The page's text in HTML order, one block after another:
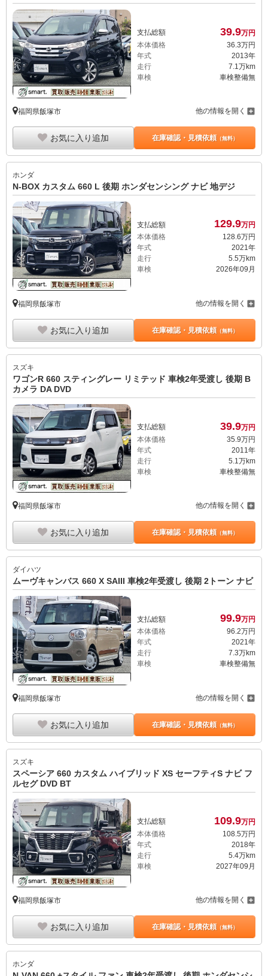
支払総額 39.9万円
本体価格
36. 3万円
年式
2013年
走行
7.1万km
車検
車検整備無
福岡県飯塚市 他の情報を開く
お気に入り追加 在庫確認・見積依頼（無料）
ホンダ
N-BOX カスタム 660 L 後期 ホンダセンシング ナビ 地デジ
支払総額 129.9万円
本体価格
128.6万円
年式
2021年
走行
5.5万km
車検
2026年09月
福岡県飯塚市 他の情報を開く
お気に入り追加 在庫確認・見積依頼（無料）
スズキ
ワゴンR 660 スティングレー リミテッド 車検2年受渡し 後期 B
カメラ DA DVD
支払総額 39.9万円
本体価格
35. 9万円
年式
2011年
走行
5.1万km
車検
車検整備無
福岡県飯塚市 他の情報を開く
お気に入り追加 在庫確認・見積依頼（無料）
ダイハツ
ムーヴキャンバス 660 X SAIII 車検2年受渡し 後期 2トーン ナビ
支払総額 99.9万円
本体価格
96.2万円
年式
2021年
走行
7.3万km
車検
車検整備無
福岡県飯塚市 他の情報を開く
お気に入り追加 在庫確認・見積依頼（無料）
スズキ
スペーシア 660 カスタム ハイブリッド XS セーフティS ナビ フ
ルセグ DVD BT
支払総額 109.9万円
本体価格
108. 5万円
年式
2018年
走行
5.4万km
車検
2027年09月
福岡県飯塚市 他の情報を開く
お気に入り追加 在庫確認・見積依頼（無料）
ホンダ